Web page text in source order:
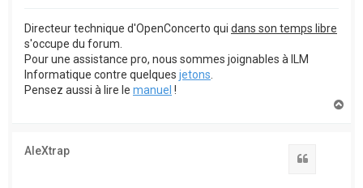
Directeur technique d'OpenConcerto qui dans son temps libre
s'occupe du forum.
Pour une assistance pro, nous sommes joignables à ILM
Informatique contre quelques jetons.
Pensez aussi à lire le manuel !
AleXtrap